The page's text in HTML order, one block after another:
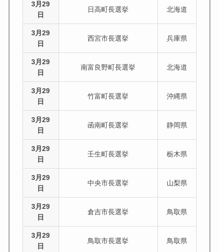
3月29
日
日高町長選挙 北海道
3月29
日
西宮市長選挙 兵庫県
3月29
日
南富良野町長選挙 北海道
3月29
日
竹富町長選挙 沖縄県
3月29
日
函南町長選挙 静岡県
3月29
日
壬生町長選挙 栃木県
3月29
日
中央市長選挙 山梨県
3月29
日
倉吉市長選挙 鳥取県
3月29
日
鳥取市長選挙 鳥取県